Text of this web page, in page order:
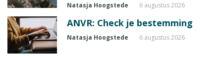
Natasja Hoogstede 6 augustus 2026
ANVR: Check je bestemming
Natasja Hoogstede 6 augustus 2026